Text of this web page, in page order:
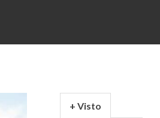
+ Visto